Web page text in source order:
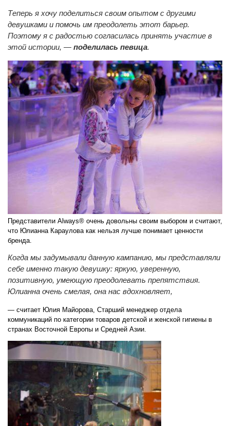
Теперь я хочу поделиться своим опытом с другими
девушками и помочь им преодолеть этот барьер.
Поэтому я с радостью согласилась принять участие в
этой истории, — поделилась певица.
Представители Always® очень довольны своим выбором и считают,
что Юлианна Караулова как нельзя лучше понимает ценности
бренда.
Когда мы задумывали данную кампанию, мы представляли
себе именно такую девушку: яркую, уверенную,
позитивную, умеющую преодолевать препятствия.
Юлианна очень смелая, она нас вдохновляет,
— считает Юлия Майорова, Старший менеджер отдела
коммуникаций по категории товаров детской и женской гигиены в
странах Восточной Европы и Средней Азии.